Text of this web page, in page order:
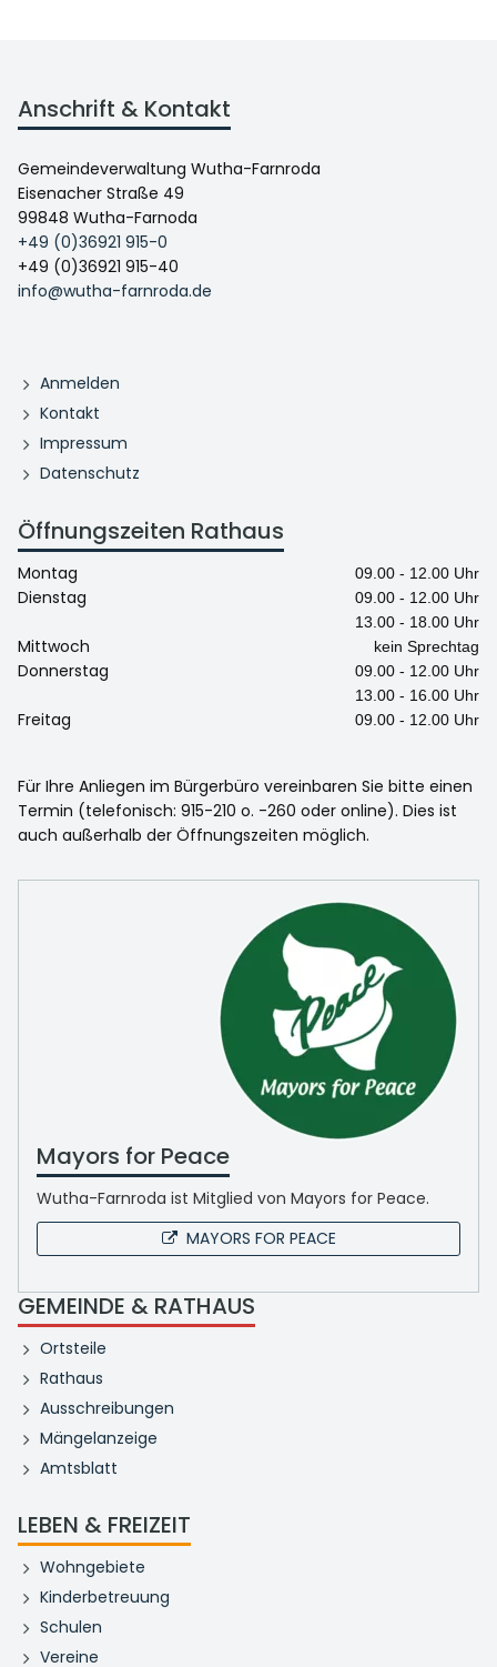
Anschrift & Kontakt
Gemeindeverwaltung Wutha-Farnroda
Eisenacher Straße 49
99848 Wutha-Farnoda
+49 (0)36921 915-0
+49 (0)36921 915-40
info@wutha-farnroda.de
Anmelden
Kontakt
Impressum
Datenschutz
Öffnungszeiten Rathaus
Montag 09.00 - 12.00 Uhr
Dienstag
09.00 - 12.00 Uhr
13.00 - 18.00 Uhr
Mittwoch kein Sprechtag
Donnerstag
09.00 - 12.00 Uhr
13.00 - 16.00 Uhr
Freitag 09.00 - 12.00 Uhr
Für Ihre Anliegen im Bürgerbüro vereinbaren Sie bitte einen
Termin (telefonisch: 915-210 o. -260 oder online). Dies ist
auch außerhalb der Öffnungszeiten möglich.
Mayors for Peace
Wutha-Farnroda ist Mitglied von Mayors for Peace.
MAYORS FOR PEACE
GEMEINDE & RATHAUS
Ortsteile
Rathaus
Ausschreibungen
Mängelanzeige
Amtsblatt
LEBEN & FREIZEIT
Wohngebiete
Kinderbetreuung
Schulen
Vereine